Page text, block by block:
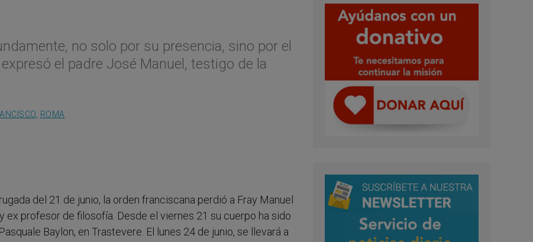
no solo por su presencia, sino por el
el padre José Manuel, testigo de la
ROMA
del 21 de junio, la orden franciscana perdió a Fray Manuel
ex profesor de filosofía. Desde el viernes 21 su cuerpo ha sido
Baylon, en Trastevere. El lunes 24 de junio, se llevará a